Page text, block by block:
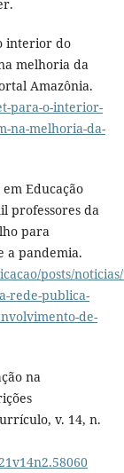
interior do
melhoria da
Amazônia.
para-o-interior-
na-melhoria-da-
Educação
professores da
para
a pandemia.
posts/noticias/
rede-publica-
de-
na
v. 14, n.